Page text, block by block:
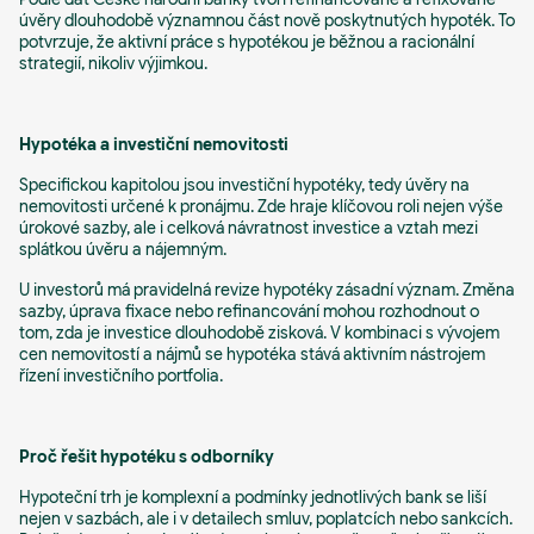
úvěry dlouhodobě významnou část nově poskytnutých hypoték. To
potvrzuje, že aktivní práce s hypotékou je běžnou a racionální
strategií, nikoliv výjimkou.
Hypotéka a investiční nemovitosti
Specifickou kapitolou jsou investiční hypotéky, tedy úvěry na
nemovitosti určené k pronájmu. Zde hraje klíčovou roli nejen výše
úrokové sazby, ale i celková návratnost investice a vztah mezi
splátkou úvěru a nájemným.
U investorů má pravidelná revize hypotéky zásadní význam. Změna
sazby, úprava fixace nebo refinancování mohou rozhodnout o
tom, zda je investice dlouhodobě zisková. V kombinaci s vývojem
cen nemovitostí a nájmů se hypotéka stává aktivním nástrojem
řízení investičního portfolia.
Proč řešit hypotéku s odborníky
Hypoteční trh je komplexní a podmínky jednotlivých bank se liší
nejen v sazbách, ale i v detailech smluv, poplatcích nebo sankcích.